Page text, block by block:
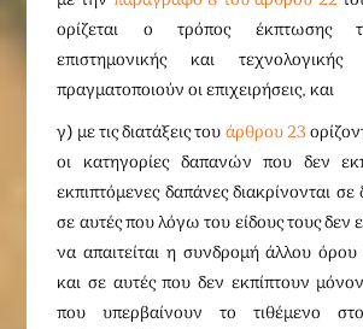
ορίζεται ο τρόπος έκπτωσης
επιστημονικής και
πραγματοποιούν οι επιχειρήσεις, και
γ) με τις διατάξεις τουάρθρου 23
οι κατηγορίες δαπανών που δεν
εκπιπτόμενες δαπάνες διακρίνονται
σε αυτές που λόγω του είδους τους δεν
να απαιτείται η συνδρομή άλλου
και σε αυτές που δεν εκπίπτουν
που υπερβαίνουν το τιθέμενο